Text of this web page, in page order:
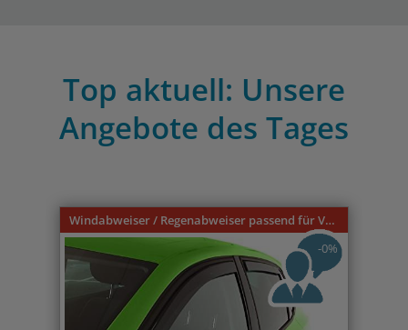
Top aktuell: Unsere
Angebote des Tages
Windabweiser / Regenabweiser passend für VW Caddy 9U 3-türer 1996-2004
-0%